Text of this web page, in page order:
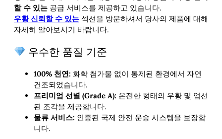
할 수 있는 공급 서비스를 제공하고 있습니다.
우황 신뢰할 수 있는 섹션을 방문하셔서 당사의 제품에 대해
자세히 알아보시기 바랍니다.
우수한 품질 기준
100% 천연: 화학 첨가물 없이 통제된 환경에서 자연
건조되었습니다.
프리미엄 선별 (Grade A): 온전한 형태의 우황 및 엄선
된 조각을 제공합니다.
물류 서비스: 인증된 국제 안전 운송 시스템을 보장합
니다.